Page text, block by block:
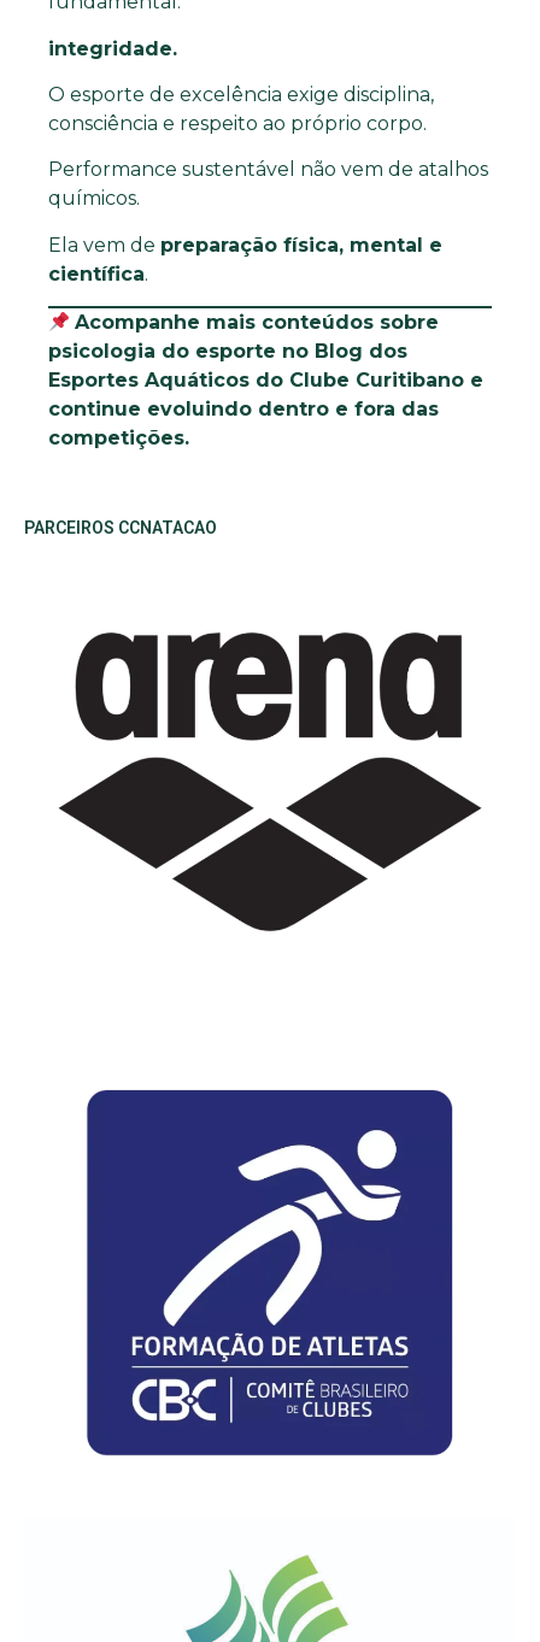
integridade.
O esporte de excelência exige disciplina,
consciência e respeito ao próprio corpo.
Performance sustentável não vem de atalhos
químicos.
Ela vem de preparação física, mental e
científica.
Acompanhe mais conteúdos sobre
psicologia do esporte no Blog dos
Esportes Aquáticos do Clube Curitibano e
continue evoluindo dentro e fora das
competições.
PARCEIROS CCNATACAO